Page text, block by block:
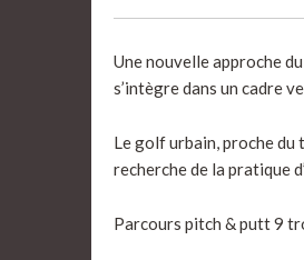
Une nouvelle approche
s’intègre dans un cadre
Le golf urbain, proche du
recherche de la pratique
Parcours pitch & putt 9